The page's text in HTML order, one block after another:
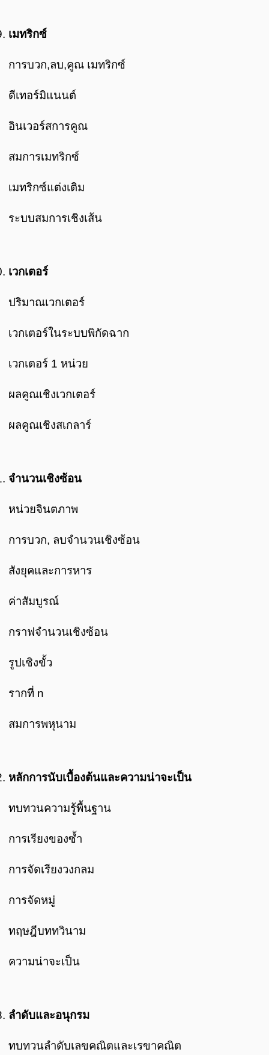
เมทริกซ์
การบวก,ลบ,คูณ เมทริกซ์
ดีเทอร์มิแนนต์
อินเวอร์สการคูณ
สมการเมทริกซ์
เมทริกซ์แต่งเติม
ระบบสมการเชิงเส้น
เวกเตอร์
ปริมาณเวกเตอร์
เวกเตอร์ในระบบพิกัดฉาก
เวกเตอร์ 1 หน่วย
ผลคูณเชิงเวกเตอร์
ผลคูณเชิงสเกลาร์
จำนวนเชิงซ้อน
หน่วยจินตภาพ
การบวก, ลบจำนวนเชิงซ้อน
สังยุคและการหาร
ค่าสัมบูรณ์
กราฟจำนวนเชิงซ้อน
รูปเชิงขั้ว
รากที่ n
สมการพหุนาม
หลักการนับเบื้องต้นและความน่าจะเป็น
ทบทวนความรู้พื้นฐาน
การเรียงของซ้ำ
การจัดเรียงวงกลม
การจัดหมู่
ทฤษฎีบททวินาม
ความน่าจะเป็น
ลำดับและอนุกรม
ทบทวนลำดับเลขคณิตและเรขาคณิต